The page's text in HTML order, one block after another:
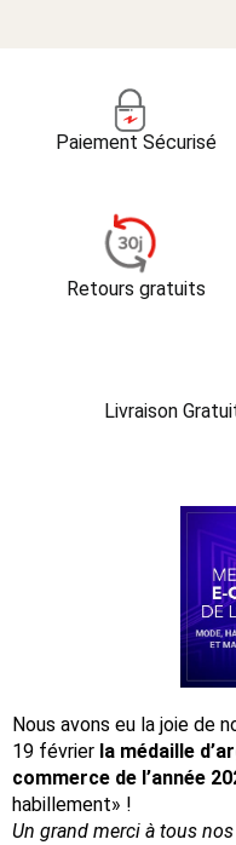
Paiement Sécurisé
Retours gratuits
Livraison
Nous avons eu la joie de
19 février la médaille
commerce de l’année
habillement» !
Un grand merci à tous